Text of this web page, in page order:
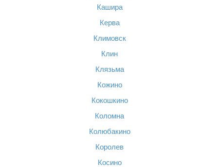
Кашира
Керва
Климовск
Клин
Клязьма
Кожино
Кокошкино
Коломна
Колюбакино
Королев
Косино